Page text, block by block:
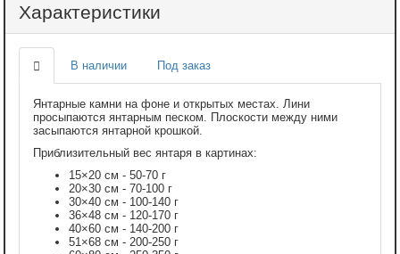
Характеристики
В наличии Под заказ
Янтарные камни на фоне и открытых местах. Лини
просыпаются янтарным песком. Плоскости между ними
засыпаются янтарной крошкой.
Приблизительный вес янтаря в картинах:
15×20 см - 50-70 г
20×30 см - 70-100 г
30×40 см - 100-140 г
36×48 см - 120-170 г
40×60 см - 140-200 г
51×68 см - 200-250 г